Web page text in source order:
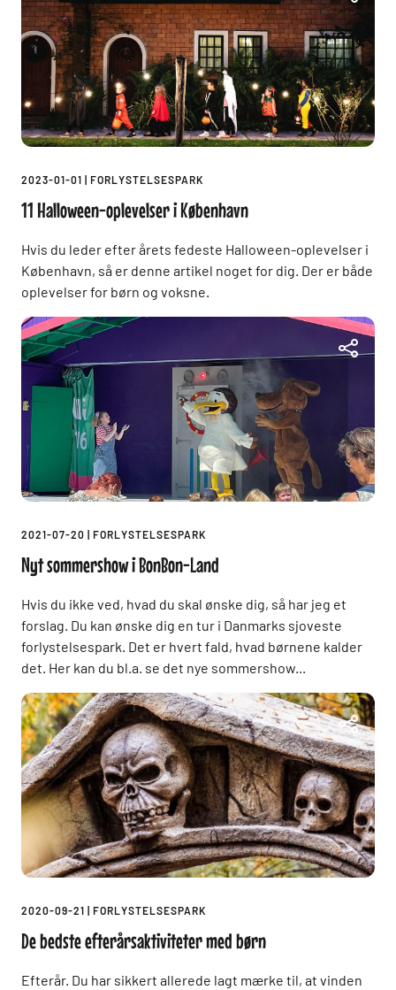
2023-01-01 FORLYSTELSESPARK
11 Halloween-oplevelser i København
Hvis du leder efter årets fedeste Halloween-oplevelser i
København, så er denne artikel noget for dig. Der er både
oplevelser for børn og voksne.
2021-07-20 FORLYSTELSESPARK
Nyt sommershow i BonBon-Land
Hvis du ikke ved, hvad du skal ønske dig, så har jeg et
forslag. Du kan ønske dig en tur i Danmarks sjoveste
forlystelsespark. Det er hvert fald, hvad børnene kalder
det. Her kan du bl.a. se det nye sommershow...
2020-09-21 FORLYSTELSESPARK
De bedste efterårsaktiviteter med børn
Efterår. Du har sikkert allerede lagt mærke til, at vinden